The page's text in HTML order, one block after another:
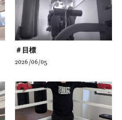
＃目標
2026/06/05